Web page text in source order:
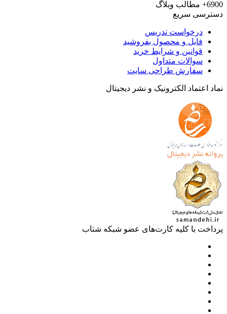
مطالب وبلاگ
سریع
درخواست تدریس
فایل و محصول بفروشید
قوانین و شرایط خرید
سوالات متداول
سفارش طراحی سایت
اعتماد الکترونیک و نشر دیجیتال
با کلیه کارت‌های عضو شبکه شتاب